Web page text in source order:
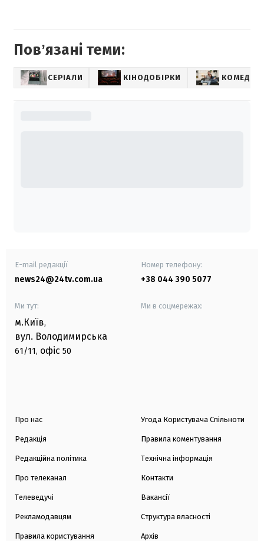
Повʼязані теми:
СЕРІАЛИ КІНОДОБІРКИ КОМЕДІЇ
E-mail редакції
news24@24tv.com.ua
Номер телефону:
+38 044 390 5077
Ми тут:
м.Київ,
вул. Володимирська
61/11, офіс 50
Ми в соцмережах:
Про нас
Редакція
Редакційна політика
Про телеканал
Телеведучі
Рекламодавцям
Правила користування
Угода Користувача Спільноти
Правила коментування
Технічна інформація
Контакти
Вакансії
Структура власності
Архів